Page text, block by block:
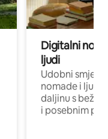
Digitalni
ljudi
Udobni
nomade i ljude
daljinu s
i posebnim